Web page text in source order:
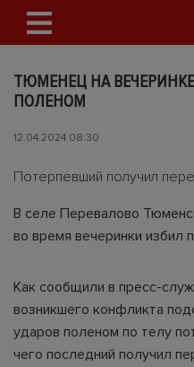
ТЮМЕНЕЦ НА
ПОЛЕНОМ
12.04.2024 08:30
Потерпевший получил
В селе Перевалово
во время вечеринки избил
Как сообщили в пресс-
возникшего конфликта
ударов поленом по телу
чего последний получил